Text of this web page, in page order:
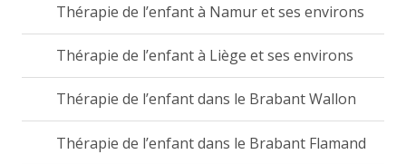
Thérapie de l’enfant à Namur et ses environs
Thérapie de l’enfant à Liège et ses environs
Thérapie de l’enfant dans le Brabant Wallon
Thérapie de l’enfant dans le Brabant Flamand